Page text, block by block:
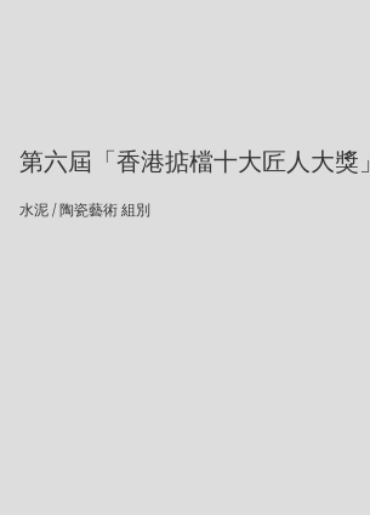
第六屆「香港掂檔十大匠人大獎」
水泥 / 陶瓷藝術 組別